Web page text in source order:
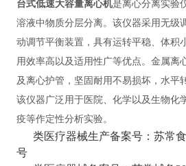
台式低速大容量离心机是离心分离实验
溶液中物质分层分离。该仪器采用无级
动调节平衡装置，具有运转平稳、体积
用效率高以及适用性广等优点。金属离
及离心护管，坚固耐用不易损坏，水平
该仪器广泛用于医院、化学以及生物化
疫等作定性分析实验。
类医疗器械生产备案号：苏常
号